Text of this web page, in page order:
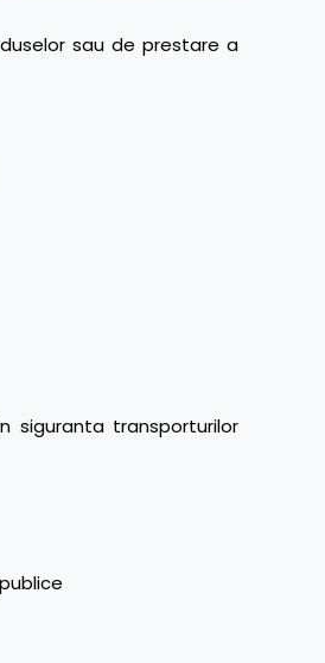
sau de prestare a
siguranta transporturilor